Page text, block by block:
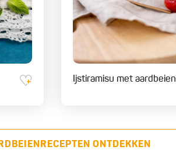
Ijstiramisu met aardbeien
ONTDEKKEN